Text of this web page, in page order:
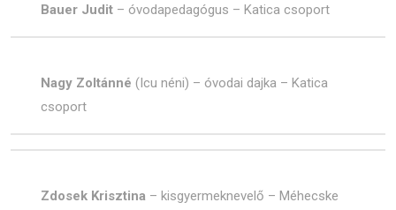
Bauer Judit– óvodapedagógus – Katica csoport
Nagy Zoltánné (Icu néni) – óvodai dajka – Katica
csoport
Zdosek Krisztina– kisgyermeknevelő – Méhecske